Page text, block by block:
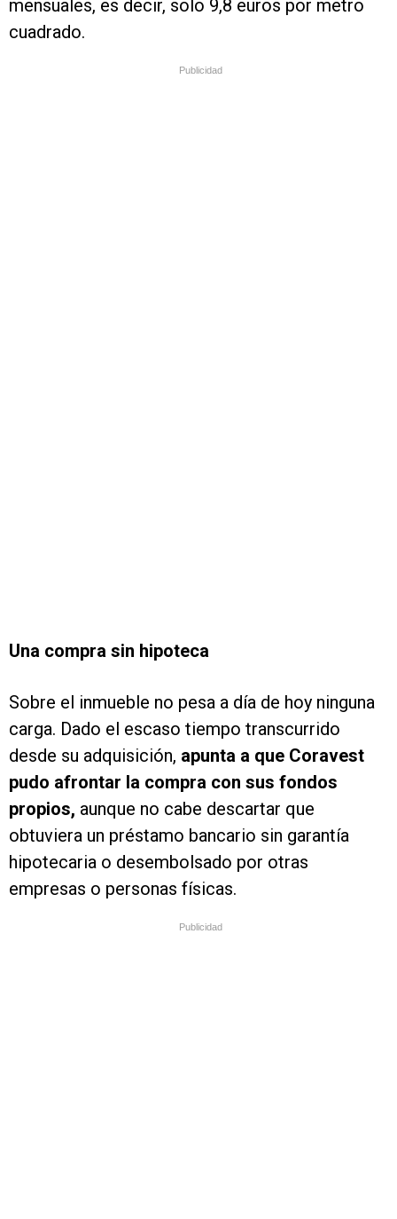
mensuales, es decir, solo 9,8 euros por metro
cuadrado.
Publicidad
Una compra sin hipoteca
Sobre el inmueble no pesa a día de hoy ninguna
carga. Dado el escaso tiempo transcurrido
desde su adquisición, apunta a que Coravest
pudo afrontar la compra con sus fondos
propios, aunque no cabe descartar que
obtuviera un préstamo bancario sin garantía
hipotecaria o desembolsado por otras
empresas o personas físicas.
Publicidad